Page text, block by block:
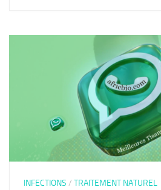
INFECTIONS / TRAITEMENT NATUREL